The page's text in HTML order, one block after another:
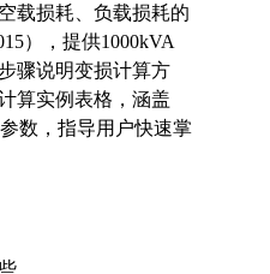
载损耗、负载损耗的
），提供1000kVA
骤说明变损计算方
算实例表格，涵盖
数，指导用户快速掌